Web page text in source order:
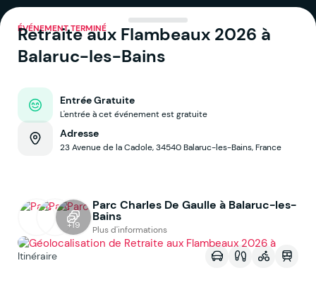
ÉVÉNEMENT TERMINÉ
Retraite aux Flambeaux 2026 à
Balaruc-les-Bains
Entrée Gratuite
L'entrée à cet événement est gratuite
Adresse
23 Avenue de la Cadole, 34540 Balaruc-les-Bains, France
+19
Parc Charles De Gaulle à Balaruc-les-
Bains
Plus d'informations
Itinéraire